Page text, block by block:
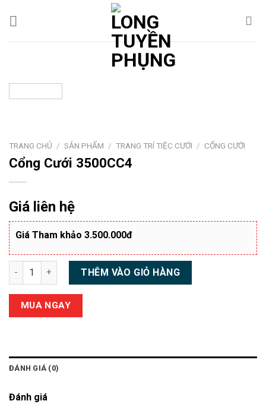
TRANG CHỦ / SẢN PHẨM / TRANG TRÍ TIỆC CƯỚI / CỔNG CƯỚI
Cổng Cưới 3500CC4
Giá liên hệ
Giá Tham khảo 3.500.000đ
Cổng Cưới 3500CC4 số lượngTHÊM VÀO GIỎ HÀNG
MUA NGAY
ĐÁNH GIÁ (0)
Đánh giá